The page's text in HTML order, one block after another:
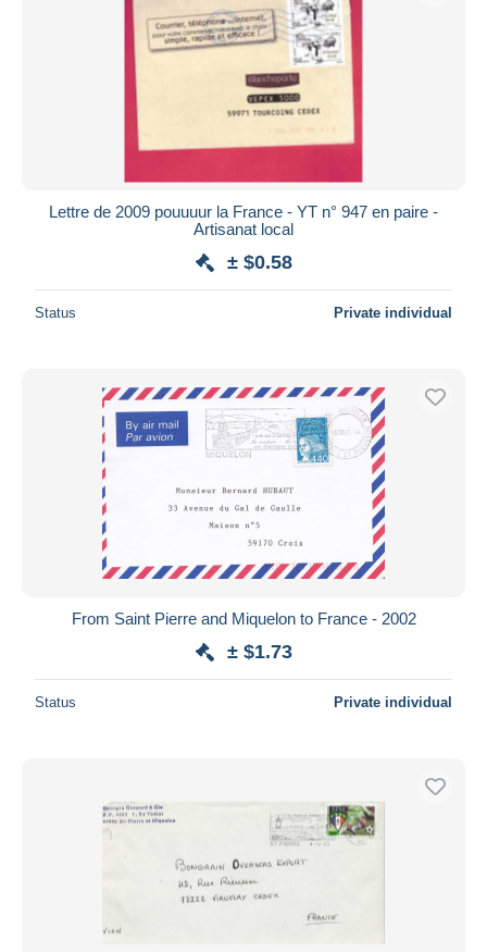
Lettre de 2009 pouuuur la France - YT n° 947 en paire -
Artisanat local
± $0.58
Status Private individual
From Saint Pierre and Miquelon to France - 2002
± $1.73
Status Private individual